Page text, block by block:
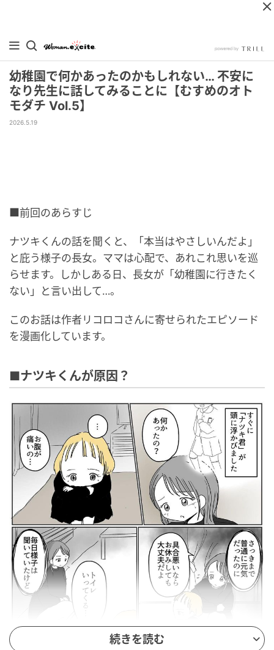
幼稚園で何かあったのかもしれない… 不安に
なり先生に話してみることに【むすめのオト
モダチ Vol.5】
2026.5.19
■前回のあらすじ
ナツキくんの話を聞くと、「本当はやさしいんだよ」
と庇う様子の長女。ママは心配で、あれこれ思いを巡
らせます。しかしある日、長女が「幼稚園に行きたく
ない」と言い出して…。
このお話は作者リコロコさんに寄せられたエピソード
を漫画化しています。
■ナツキくんが原因？
続きを読む